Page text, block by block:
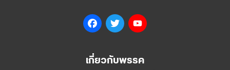
FacebookTwitter
เกี่ยวกับพรรค